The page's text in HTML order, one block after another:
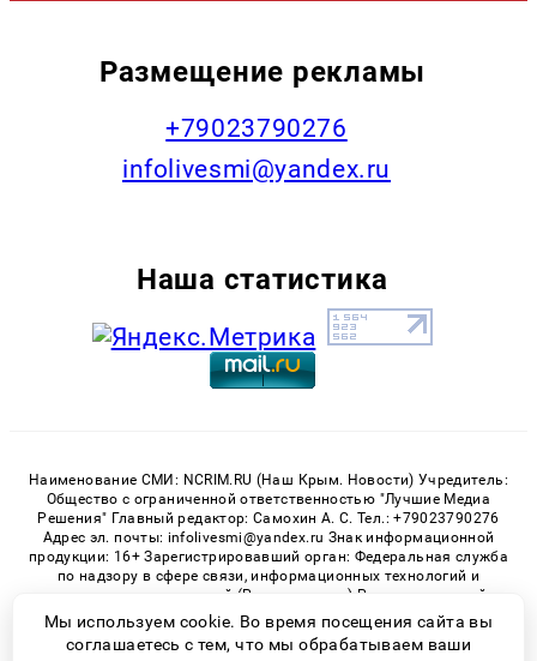
Размещение рекламы
+79023790276
infolivesmi@yandex.ru
Наша статистика
Наименование СМИ: NCRIM.RU (Наш Крым. Новости) Учредитель:
Общество с ограниченной ответственностью "Лучшие Медиа
Решения" Главный редактор: Самохин А. С. Тел.: +79023790276
Адрес эл. почты: infolivesmi@yandex.ru Знак информационной
продукции: 16+ Зарегистрировавший орган: Федеральная служба
по надзору в сфере связи, информационных технологий и
массовых коммуникаций (Роскомнадзор) Регистрационный
номер СМИ ЭЛ № ФС 77 - 81150 от 02.06.2021
Мы используем cookie. Во время посещения сайта вы
соглашаетесь с тем, что мы обрабатываем ваши